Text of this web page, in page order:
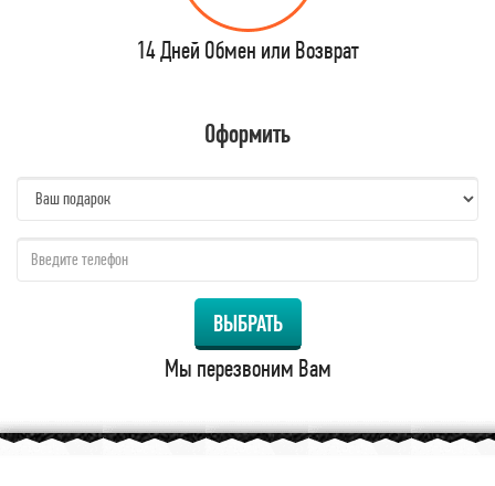
14 Дней Обмен или Возврат
Оформить
ВЫБРАТЬ
Мы перезвоним Вам